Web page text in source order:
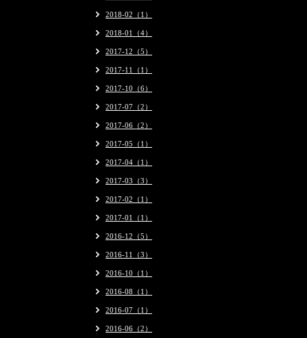
2018-02（1）
2018-01（4）
2017-12（5）
2017-11（1）
2017-10（6）
2017-07（2）
2017-06（2）
2017-05（1）
2017-04（1）
2017-03（3）
2017-02（1）
2017-01（1）
2016-12（5）
2016-11（3）
2016-10（1）
2016-08（1）
2016-07（1）
2016-06（2）